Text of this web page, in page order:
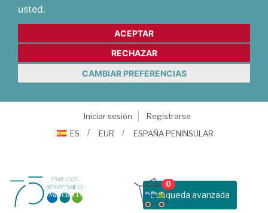
usted.
ACEPTAR
RECHAZAR
CAMBIAR PREFERENCIAS
Iniciar sesión
Registrarse
ES
EUR ESPAÑA PENINSULAR
Busqueda avanzada
0